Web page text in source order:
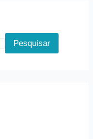
Pesquisar